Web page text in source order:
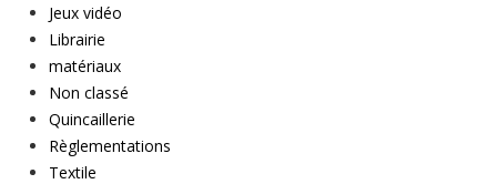
Jeux vidéo
Librairie
matériaux
Non classé
Quincaillerie
Règlementations
Textile